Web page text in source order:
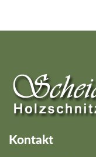
Kontakt